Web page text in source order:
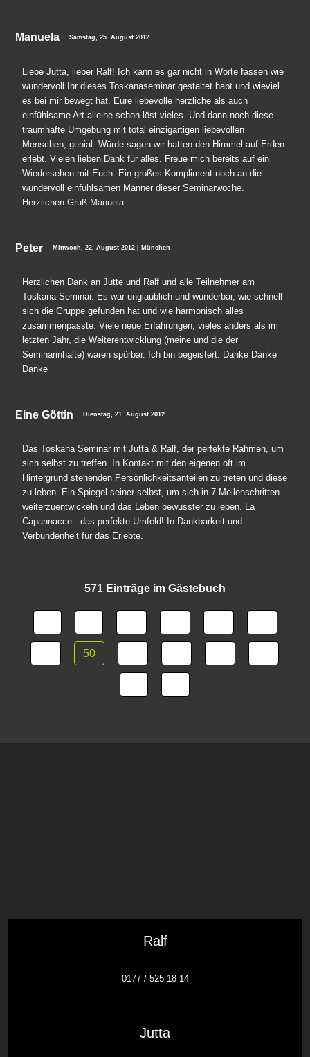
Manuela Samstag, 25. August 2012
Liebe Jutta, lieber Ralf! Ich kann es gar nicht in Worte fassen wie
wundervoll Ihr dieses Toskanaseminar gestaltet habt und wieviel
es bei mir bewegt hat. Eure liebevolle herzliche als auch
einfühlsame Art alleine schon löst vieles. Und dann noch diese
traumhafte Umgebung mit total einzigartigen liebevollen
Menschen, genial. Würde sagen wir hatten den Himmel auf Erden
erlebt. Vielen lieben Dank für alles. Freue mich bereits auf ein
Wiedersehen mit Euch. Ein großes Kompliment noch an die
wundervoll einfühlsamen Männer dieser Seminarwoche.
Herzlichen Gruß Manuela
Peter Mittwoch, 22. August 2012 | München
Herzlichen Dank an Jutte und Ralf und alle Teilnehmer am
Toskana-Seminar. Es war unglaublich und wunderbar, wie schnell
sich die Gruppe gefunden hat und wie harmonisch alles
zusammenpasste. Viele neue Erfahrungen, vieles anders als im
letzten Jahr, die Weiterentwicklung (meine und die der
Seminarinhalte) waren spürbar. Ich bin begeistert. Danke Danke
Danke
Eine Göttin Dienstag, 21. August 2012
Das Toskana Seminar mit Jutta & Ralf, der perfekte Rahmen, um
sich selbst zu treffen. In Kontakt mit den eigenen oft im
Hintergrund stehenden Persönlichkeitsanteilen zu treten und diese
zu leben. Ein Spiegel seiner selbst, um sich in 7 Meilenschritten
weiterzuentwickeln und das Leben bewusster zu leben. La
Capannacce - das perfekte Umfeld! In Dankbarkeit und
Verbundenheit für das Erlebte.
571 Einträge im Gästebuch
50
Ralf
0177 / 525 18 14
Jutta